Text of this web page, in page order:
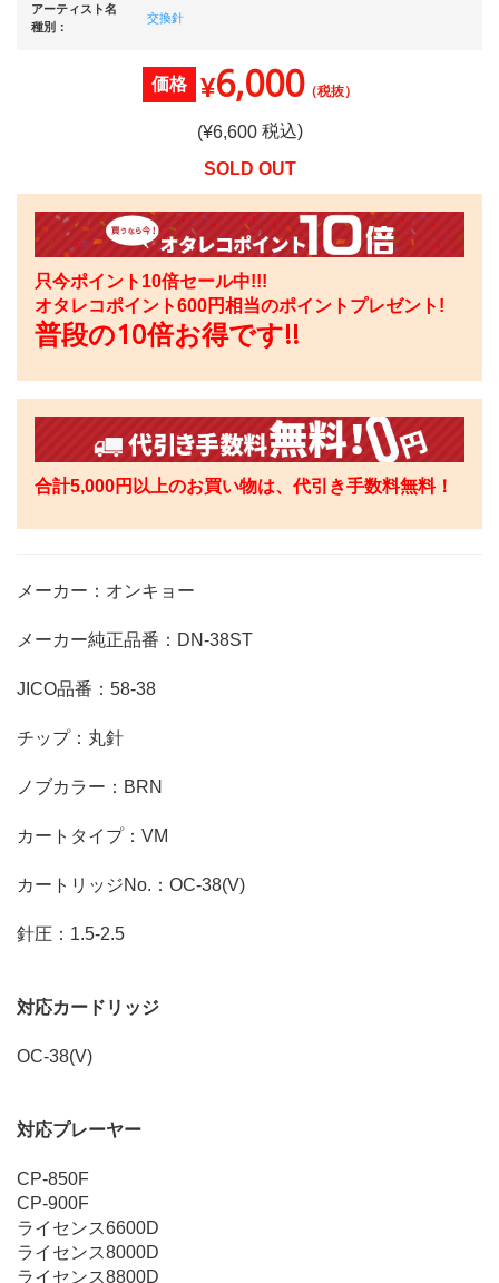
アーティスト名
種別：
交換針
価格 ¥6,000（税抜）
(¥6,600税込)
SOLD OUT
只今ポイント10倍セール中!!!
オタレコポイント600円相当のポイントプレゼント!
普段の10倍お得です!!
合計5,000円以上のお買い物は、代引き手数料無料！
メーカー：オンキョー
メーカー純正品番：DN-38ST
JICO品番：58-38
チップ：丸針
ノブカラー：BRN
カートタイプ：VM
カートリッジNo.：OC-38(V)
針圧：1.5-2.5
対応カードリッジ
OC-38(V)
対応プレーヤー
CP-850F
CP-900F
ライセンス6600D
ライセンス8000D
ライセンス8800D